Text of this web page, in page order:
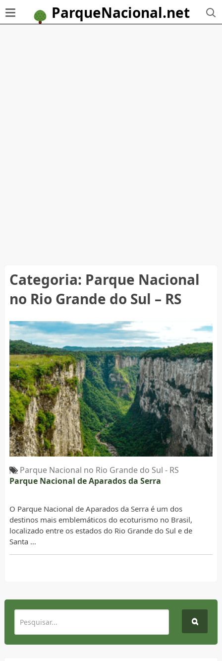
ParqueNacional.net
Categoria: Parque Nacional
no Rio Grande do Sul – RS
Parque Nacional no Rio Grande do Sul - RS
Parque Nacional de Aparados da Serra
O Parque Nacional de Aparados da Serra é um dos
destinos mais emblemáticos do ecoturismo no Brasil,
localizado entre os estados do Rio Grande do Sul e de
Santa …